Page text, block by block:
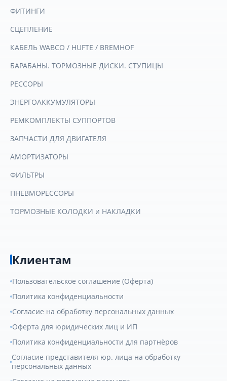
ФИТИНГИ
СЦЕПЛЕНИЕ
КАБЕЛЬ WABCO / HUFTE / BREMHOF
БАРАБАНЫ. ТОРМОЗНЫЕ ДИСКИ. СТУПИЦЫ
РЕССОРЫ
ЭНЕРГОАККУМУЛЯТОРЫ
РЕМКОМПЛЕКТЫ СУППОРТОВ
ЗАПЧАСТИ ДЛЯ ДВИГАТЕЛЯ
АМОРТИЗАТОРЫ
ФИЛЬТРЫ
ПНЕВМОРЕССОРЫ
ТОРМОЗНЫЕ КОЛОДКИ и НАКЛАДКИ
Клиентам
Пользовательское соглашение (Оферта)
Политика конфиденциальности
Согласие на обработку персональных данных
Оферта для юридических лиц и ИП
Политика конфиденциальности для партнёров
Согласие представителя юр. лица на обработку
персональных данных